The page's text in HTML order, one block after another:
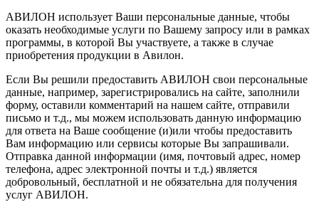
АВИЛОН использует Ваши персональные данные, чтобы
оказать необходимые услуги по Вашему запросу или в рамках
программы, в которой Вы участвуете, а также в случае
приобретения продукции в Авилон.
Если Вы решили предоставить АВИЛОН свои персональные
данные, например, зарегистрировались на сайте, заполнили
форму, оставили комментарий на нашем сайте, отправили
письмо и т.д., мы можем использовать данную информацию
для ответа на Ваше сообщение (и)или чтобы предоставить
Вам информацию или сервисы которые Вы запрашивали.
Отправка данной информации (имя, почтовый адрес, номер
телефона, адрес электронной почты и т.д.) является
добровольный, бесплатной и не обязательна для получения
услуг АВИЛОН.